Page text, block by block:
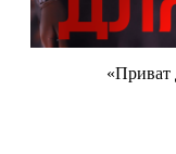
«Приват